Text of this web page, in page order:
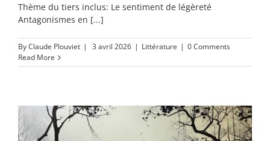
Thème du tiers inclus: Le sentiment de légèreté
Antagonismes en [...]
ByClaude Plouviet | 3 avril 2026 | Littérature | 0 Comments
Read More